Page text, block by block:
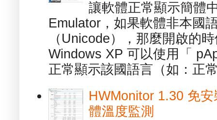
讓軟體正常顯示簡體
Emulator，如果軟體非本國
（Unicode），那麼開啟的
Windows XP 可以使用「
正常顯示該國語言（如：正
HWMonitor 1.30 免
體溫度監測